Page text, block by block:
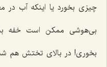
چیزی بخورد یا اینکه آب در
بی‌هوشی ممکن است خفه
بخوری! در بالای تختش هم